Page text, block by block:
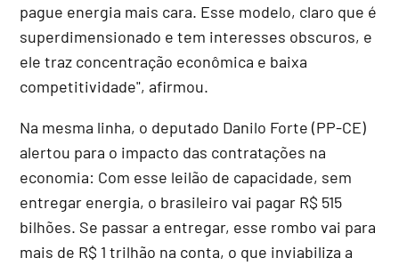
pague energia mais cara. Esse modelo, claro que é
superdimensionado e tem interesses obscuros, e
ele traz concentração econômica e baixa
competitividade", afirmou.
Na mesma linha, o deputado Danilo Forte (PP-CE)
alertou para o impacto das contratações na
economia: Com esse leilão de capacidade, sem
entregar energia, o brasileiro vai pagar R$ 515
bilhões. Se passar a entregar, esse rombo vai para
mais de R$ 1 trilhão na conta, o que inviabiliza a